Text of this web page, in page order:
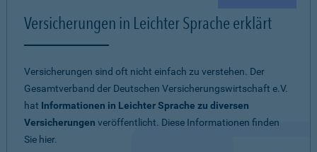
Versicherungen in Leichter Sprache erklärt
Versicherungen sind oft nicht einfach zu verstehen. Der
Gesamtverband der Deutschen Versicherungswirtschaft e.V.
hat Informationen in Leichter Sprache zu diversen
Versicherungen veröffentlicht. Diese Informationen finden
Sie hier.